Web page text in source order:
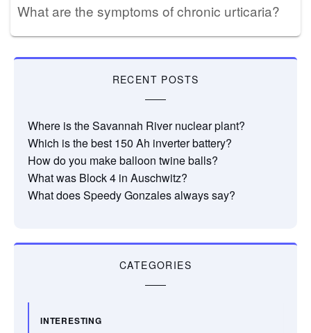
What are the symptoms of chronic urticaria?
RECENT POSTS
Where is the Savannah River nuclear plant?
Which is the best 150 Ah inverter battery?
How do you make balloon twine balls?
What was Block 4 in Auschwitz?
What does Speedy Gonzales always say?
CATEGORIES
INTERESTING